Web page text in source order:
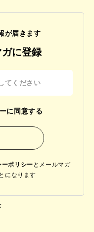
が届きます
に登録
に同意する
ーポリシー と メールマガ
になります